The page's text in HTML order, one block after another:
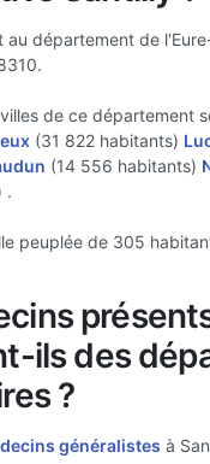
au département de
de ce département
(31 822 habitants)
(14 556 habitants)
.
peuplée de 305
ils des
?
généralistes à